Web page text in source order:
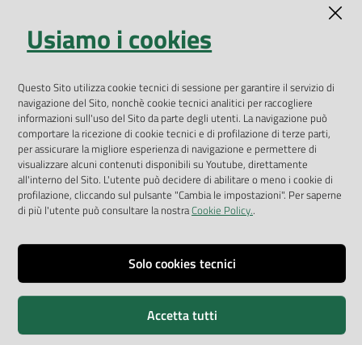
Geoportale
Rapporti regionali annuali
Le Infografiche
Dispenser dati
Vai alla pagina
Dichiarazione accessibilità
Note legali
Accessibilità
Usiamo i cookies
Questo Sito utilizza cookie tecnici di sessione per garantire il servizio di
navigazione del Sito, nonchè cookie tecnici analitici per raccogliere
informazioni sull'uso del Sito da parte degli utenti. La navigazione può
comportare la ricezione di cookie tecnici e di profilazione di terze parti,
per assicurare la migliore esperienza di navigazione e permettere di
visualizzare alcuni contenuti disponibili su Youtube, direttamente
all'interno del Sito. L'utente può decidere di abilitare o meno i cookie di
profilazione, cliccando sul pulsante "Cambia le impostazioni". Per saperne
di più l'utente può consultare la nostraCookie Policy..
Solo cookies tecnici
Accetta tutti